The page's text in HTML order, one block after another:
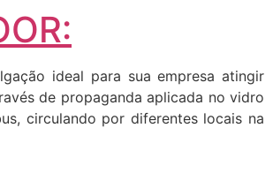
ideal para sua empresa atingir
de propaganda aplicada no vidro
circulando por diferentes locais na